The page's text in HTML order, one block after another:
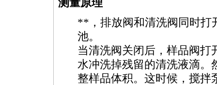
测量原理
** ，排放阀和清洗阀同时
池。
当清洗阀关闭后，样品阀
水冲洗掉残留的清洗液滴。
整样品体积。这时候，搅拌